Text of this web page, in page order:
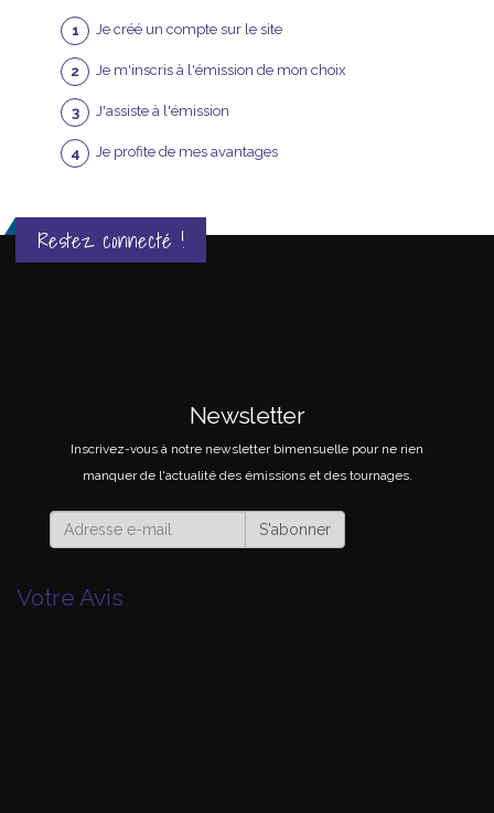
Je créé un compte sur le site
Je m'inscris à l'émission de mon choix
J'assiste à l'émission
Je profite de mes avantages
Restez connecté !
Newsletter
Inscrivez-vous à notre newsletter bimensuelle pour ne rien
manquer de l'actualité des émissions et des tournages.
S'abonner
Votre Avis